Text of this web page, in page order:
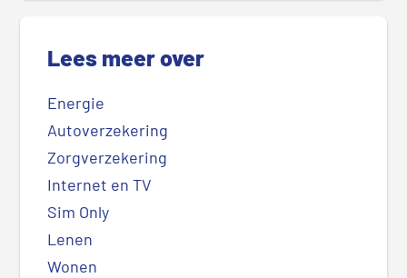
Lees meer over
Energie
Autoverzekering
Zorgverzekering
Internet en TV
Sim Only
Lenen
Wonen